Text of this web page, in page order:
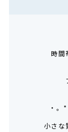
時間
・。
小さな